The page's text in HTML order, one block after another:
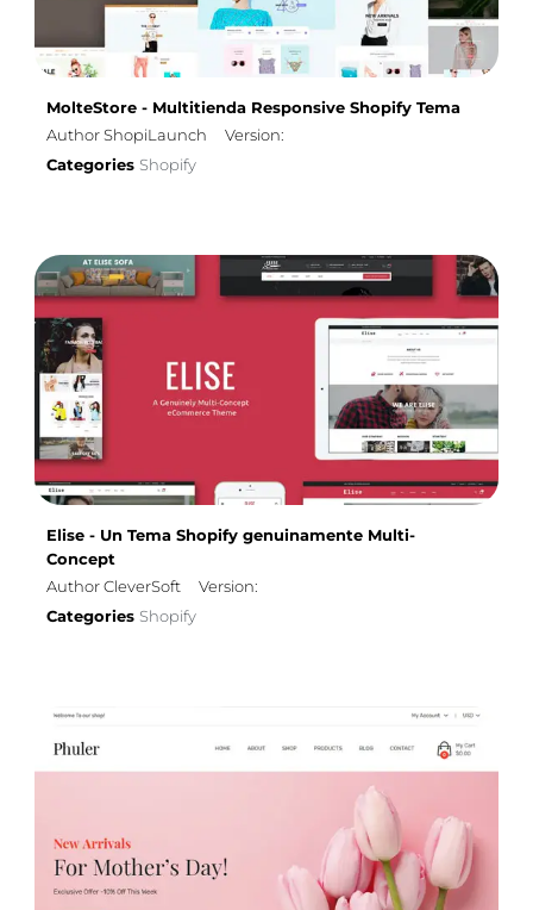
MolteStore - Multitienda Responsive Shopify Tema
Author ShopiLaunch
Version:
Categories Shopify
Elise - Un Tema Shopify genuinamente Multi-
Concept
Author CleverSoft
Version:
Categories Shopify